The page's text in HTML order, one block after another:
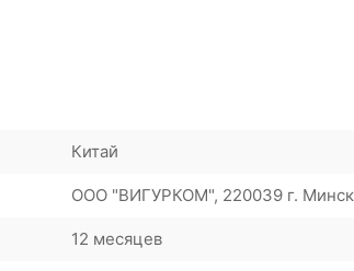
Китай
ООО "ВИГУРКОМ", 220039 г.
12 месяцев